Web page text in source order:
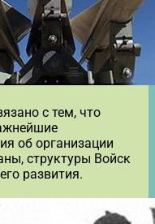
с тем, что
об организации
структуры Войск
развития.